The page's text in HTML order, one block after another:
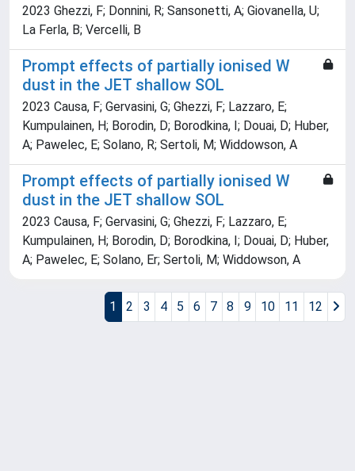
2023 Ghezzi, F; Donnini, R; Sansonetti, A; Giovanella, U;
La Ferla, B; Vercelli, B
Prompt effects of partially ionised W
dust in the JET shallow SOL
2023 Causa, F; Gervasini, G; Ghezzi, F; Lazzaro, E;
Kumpulainen, H; Borodin, D; Borodkina, I; Douai, D; Huber,
A; Pawelec, E; Solano, R; Sertoli, M; Widdowson, A
Prompt effects of partially ionised W
dust in the JET shallow SOL
2023 Causa, F; Gervasini, G; Ghezzi, F; Lazzaro, E;
Kumpulainen, H; Borodin, D; Borodkina, I; Douai, D; Huber,
A; Pawelec, E; Solano, Er; Sertoli, M; Widdowson, A
1 2 3 4 5 6 7 8 9 10 11 12